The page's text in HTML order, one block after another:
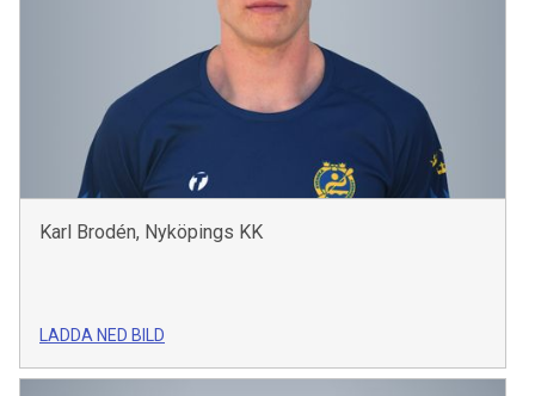
Karl Brodén, Nyköpings KK
LADDA NED BILD